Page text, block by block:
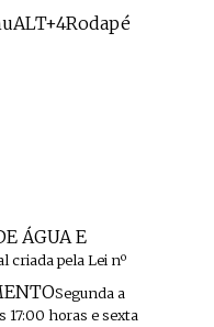
ALT+4Rodapé
ÁGUA E
criada pela Lei nº
Segunda a
17:00 horas e sexta